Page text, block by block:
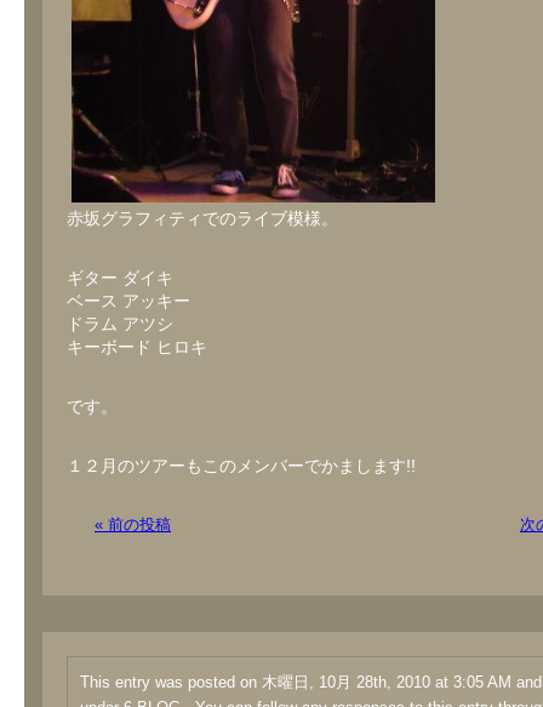
赤坂グラフィティでのライブ模様。
ギター ダイキ
ベース アッキー
ドラム アツシ
キーボード ヒロキ
です。
１２月のツアーもこのメンバーでかまします!!
« 前の投稿 次
This entry was posted on 木曜日, 10月 28th, 2010 at 3:05 AM